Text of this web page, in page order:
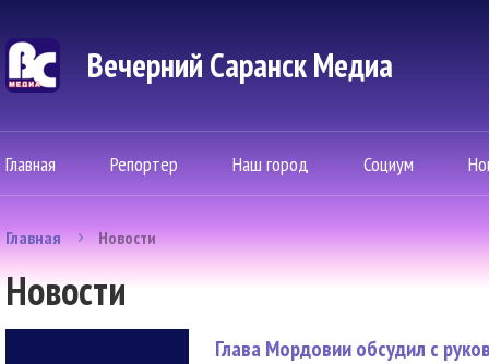
Вечерний Саранск Mедиа
Главная Репортер Наш город Социум
Главная Новости
Новости
Глава Мордовии обсудил с